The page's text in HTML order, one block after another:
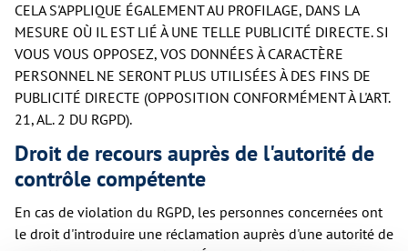
CELA S'APPLIQUE ÉGALEMENT AU PROFILAGE, DANS LA
MESURE OÙ IL EST LIÉ À UNE TELLE PUBLICITÉ DIRECTE. SI
VOUS VOUS OPPOSEZ, VOS DONNÉES À CARACTÈRE
PERSONNEL NE SERONT PLUS UTILISÉES À DES FINS DE
PUBLICITÉ DIRECTE (OPPOSITION CONFORMÉMENT À L'ART.
21, AL. 2 DU RGPD).
Droit de recours auprès de l'autorité de
contrôle compétente
En cas de violation du RGPD, les personnes concernées ont
le droit d'introduire une réclamation auprès d'une autorité de